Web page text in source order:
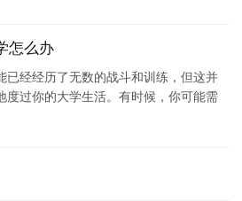
怎么办
已经经历了无数的战斗和训练，但这并
度过你的大学生活。有时候，你可能需